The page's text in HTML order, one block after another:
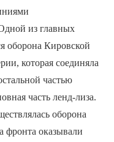
из главных
оборона Кировской
которая соединяла
частью
часть ленд-лиза.
оборона
фронта оказывали